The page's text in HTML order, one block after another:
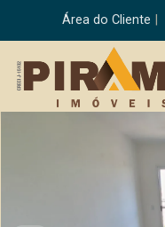
Área do Cliente